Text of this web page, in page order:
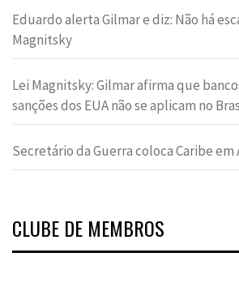
Eduardo alerta Gilmar e diz: Não há
Magnitsky
Lei Magnitsky: Gilmar afirma que
sanções dos EUA não se aplicam no
Secretário da Guerra coloca Caribe em
CLUBE DE MEMBROS